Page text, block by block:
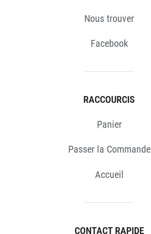
Nous trouver
Facebook
RACCOURCIS
Panier
Passer la Commande
Accueil
CONTACT RAPIDE